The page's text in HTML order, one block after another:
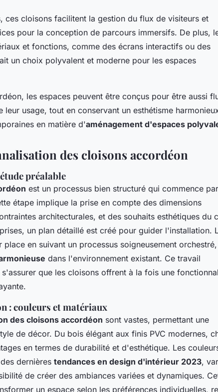
ces cloisons facilitent la gestion du flux de visiteurs et
pour la conception de parcours immersifs. De plus,
et fonctions, comme des écrans interactifs ou des
un choix polyvalent et moderne pour les espaces
les espaces peuvent être conçus pour être aussi
leur usage, tout en conservant un esthétisme
en matière d'aménagement d'espaces
des cloisons accordéon
préalable
est un processus bien structuré qui commence
étape implique la prise en compte des dimensions
architecturales, et des souhaits esthétiques du
un plan détaillé est créé pour guider l'installation.
en suivant un processus soigneusement orchestré,
dans l'environnement existant. Ce travail
que les cloisons offrent à la fois une
: couleurs et matériaux
des cloisons accordéon sont vastes, permettant une
de décor. Du bois élégant aux finis PVC modernes,
en termes de durabilité et d'esthétique. Les
dernières tendances en design d'intérieur 2023,
de créer des ambiances variées et dynamiques.
un espace selon les préférences individuelles,